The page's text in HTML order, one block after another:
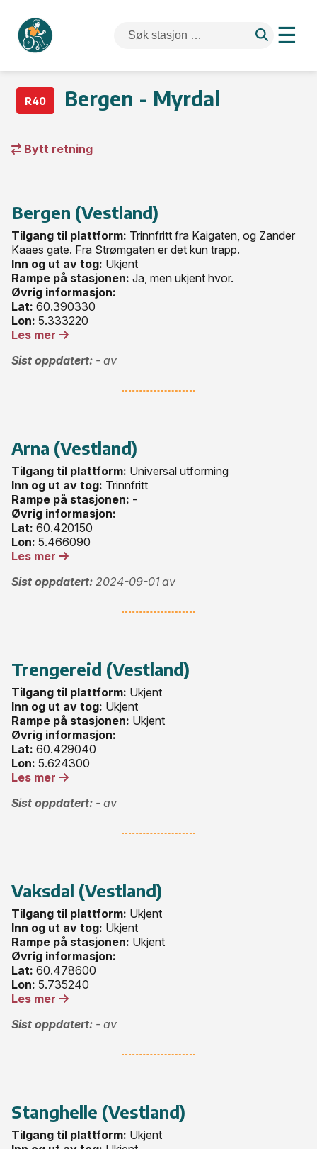
☰
R40 Bergen - Myrdal
Bytt retning
Bergen (Vestland)
Tilgang til plattform: Trinnfritt fra Kaigaten, og Zander
Kaaes gate. Fra Strømgaten er det kun trapp.
Inn og ut av tog: Ukjent
Rampe på stasjonen: Ja, men ukjent hvor.
Øvrig informasjon:
Lat: 60.390330
Lon: 5.333220
Les mer
Sist oppdatert: - av
Arna (Vestland)
Tilgang til plattform: Universal utforming
Inn og ut av tog: Trinnfritt
Rampe på stasjonen: -
Øvrig informasjon:
Lat: 60.420150
Lon: 5.466090
Les mer
Sist oppdatert: 2024-09-01 av
Trengereid (Vestland)
Tilgang til plattform: Ukjent
Inn og ut av tog: Ukjent
Rampe på stasjonen: Ukjent
Øvrig informasjon:
Lat: 60.429040
Lon: 5.624300
Les mer
Sist oppdatert: - av
Vaksdal (Vestland)
Tilgang til plattform: Ukjent
Inn og ut av tog: Ukjent
Rampe på stasjonen: Ukjent
Øvrig informasjon:
Lat: 60.478600
Lon: 5.735240
Les mer
Sist oppdatert: - av
Stanghelle (Vestland)
Tilgang til plattform: Ukjent